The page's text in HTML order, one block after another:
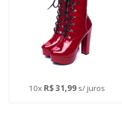
10x R$ 31,99s/ juros